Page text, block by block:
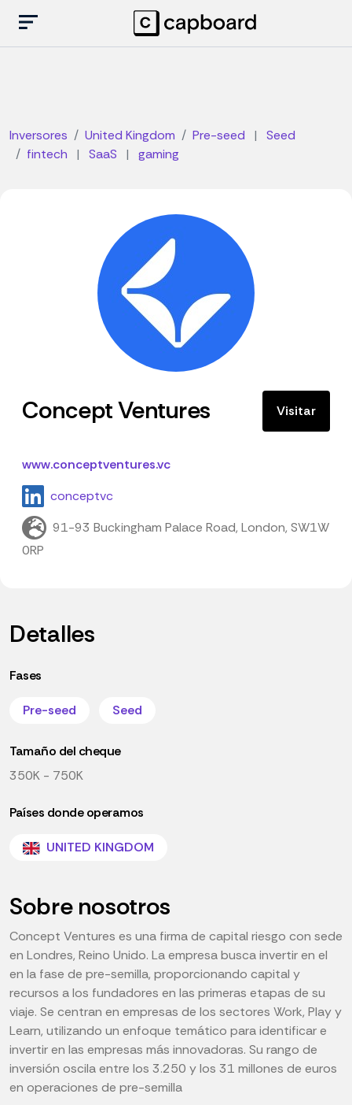
Inversores United Kingdom Pre-seed |
Seed
fintech
| SaaS | gaming
Concept Ventures Visitar
www.conceptventures.vc
conceptvc
91-93 Buckingham Palace Road, London, SW1W
0RP
Detalles
Fases
Pre-seed Seed
Tamaño del cheque
350K - 750K
Países donde operamos
UNITED KINGDOM
Sobre nosotros
Concept Ventures es una firma de capital riesgo con sede
en Londres, Reino Unido. La empresa busca invertir en el
en la fase de pre-semilla, proporcionando capital y
recursos a los fundadores en las primeras etapas de su
viaje. Se centran en empresas de los sectores Work, Play y
Learn, utilizando un enfoque temático para identificar e
invertir en las empresas más innovadoras. Su rango de
inversión oscila entre los 3.250 y los 31 millones de euros
en operaciones de pre-semilla